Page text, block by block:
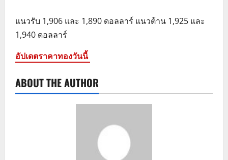
แนวรับ 1,906 และ 1,890 ดอลลาร์ แนวต้าน 1,925 และ
1,940 ดอลลาร์
อัปเดตราคาทองวันนี้
ABOUT THE AUTHOR